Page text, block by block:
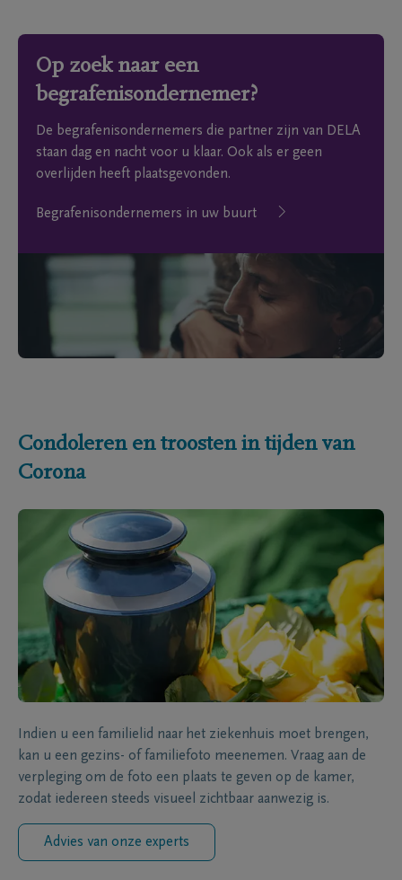
Op zoek naar een
begrafenisondernemer?
De begrafenisondernemers die partner zijn van DELA
staan dag en nacht voor u klaar. Ook als er geen
overlijden heeft plaatsgevonden.
Begrafenisondernemers in uw buurt
Condoleren en troosten in tijden van
Corona
Indien u een familielid naar het ziekenhuis moet brengen,
kan u een gezins- of familiefoto meenemen. Vraag aan de
verpleging om de foto een plaats te geven op de kamer,
zodat iedereen steeds visueel zichtbaar aanwezig is.
Advies van onze experts